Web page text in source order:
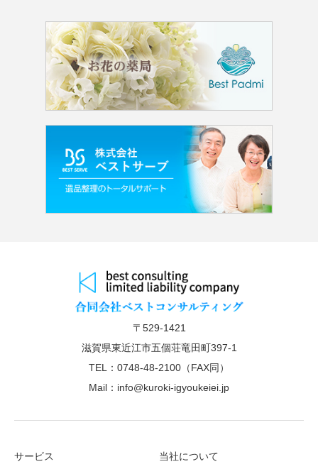
〒529-1421
滋賀県東近江市五個荘竜田町397-1
TEL：0748-48-2100（FAX同）
Mail：info@kuroki-igyoukeiei.jp
サービス 当社について